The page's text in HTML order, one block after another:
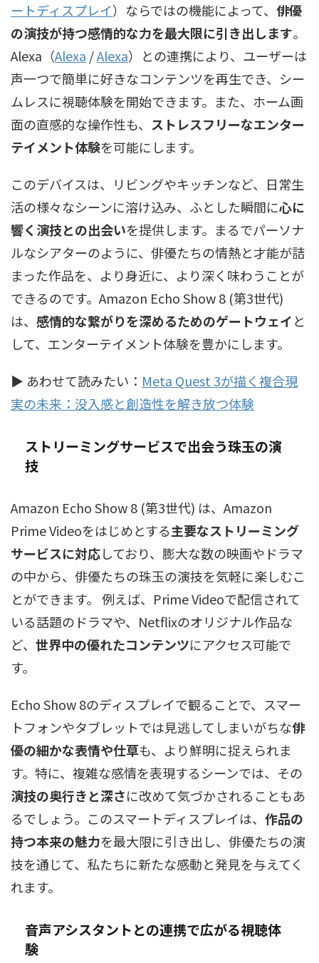
ートディスプレイ） ならではの機能によって、 俳優
の演技が持つ感情的な力を最大限に引き出します。
Alexa（Alexa /Alexa） との連携により、ユーザーは
声一つで簡単に好きなコンテンツを再生でき、シー
ムレスに視聴体験を開始できます。また、ホーム画
面の直感的な操作性も、 ストレスフリーなエンター
テイメント体験を可能にします。
このデバイスは、リビングやキッチンなど、日常生
活の様々なシーンに溶け込み、ふとした瞬間に心に
響く演技との出会いを提供します。まるでパーソナ
ルなシアターのように、俳優たちの情熱と才能が詰
まった作品を、より身近に、より深く味わうことが
できるのです。Amazon Echo Show 8 (第3世代)
は、 感情的な繋がりを深めるためのゲートウェイと
して、エンターテイメント体験を豊かにします。
▶ あわせて読みたい： Meta Quest 3が描く複合現
実の未来：没入感と創造性を解き放つ体験
ストリーミングサービスで出会う珠玉の演
技
Amazon Echo Show 8 (第3世代) は、Amazon
Prime Videoをはじめとする主要なストリーミング
サービスに対応しており、膨大な数の映画やドラマ
の中から、俳優たちの珠玉の演技を気軽に楽しむこ
とができます。 例えば、Prime Videoで配信されて
いる話題のドラマや、Netflixのオリジナル作品な
ど、 世界中の優れたコンテンツにアクセス可能で
す。
Echo Show 8のディスプレイで観ることで、スマー
トフォンやタブレットでは見逃してしまいがちな俳
優の細かな表情や仕草も、より鮮明に捉えられま
す。特に、複雑な感情を表現するシーンでは、その
演技の奥行きと深さに改めて気づかされることもあ
るでしょう。このスマートディスプレイは、 作品の
持つ本来の魅力を最大限に引き出し、俳優たちの演
技を通じて、私たちに新たな感動と発見を与えてく
れます。
音声アシスタントとの連携で広がる視聴体
験